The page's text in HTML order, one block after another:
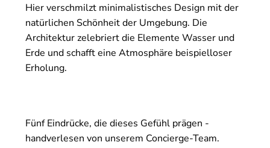
Hier verschmilzt minimalistisches Design mit der
natürlichen Schönheit der Umgebung. Die
Architektur zelebriert die Elemente Wasser und
Erde und schafft eine Atmosphäre beispielloser
Erholung.
Fünf Eindrücke, die dieses Gefühl prägen -
handverlesen von unserem Concierge-Team.